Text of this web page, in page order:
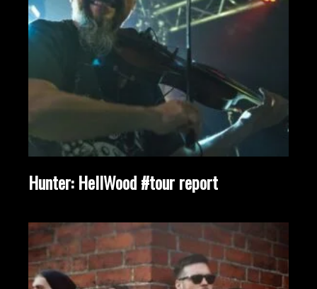
Hunter: HellWood #tour report